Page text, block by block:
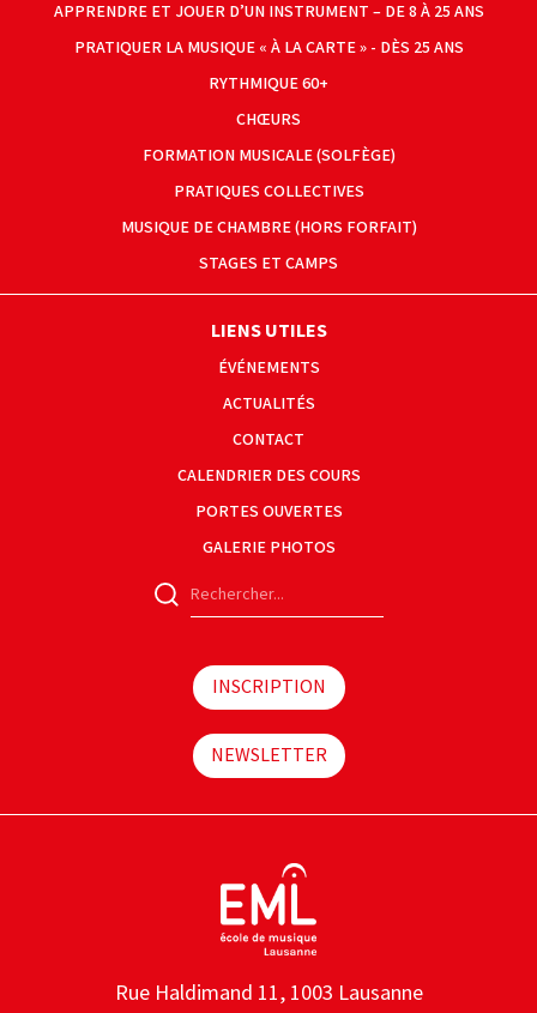
APPRENDRE ET JOUER D’UN INSTRUMENT – DE 8 À 25 ANS
PRATIQUER LA MUSIQUE « À LA CARTE » - DÈS 25 ANS
RYTHMIQUE 60+
CHŒURS
FORMATION MUSICALE (SOLFÈGE)
PRATIQUES COLLECTIVES
MUSIQUE DE CHAMBRE (HORS FORFAIT)
STAGES ET CAMPS
LIENS UTILES
ÉVÉNEMENTS
ACTUALITÉS
CONTACT
CALENDRIER DES COURS
PORTES OUVERTES
GALERIE PHOTOS
INSCRIPTION
NEWSLETTER
Rue Haldimand 11, 1003 Lausanne